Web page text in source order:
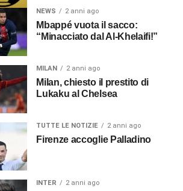
NEWS 2 anni ago
Mbappé vuota il sacco:
“Minacciato dal Al-Khelaifi!”
MILAN 2 anni ago
Milan, chiesto il prestito di
Lukaku al Chelsea
TUTTE LE NOTIZIE 2 anni ago
Firenze accoglie Palladino
INTER 2 anni ago